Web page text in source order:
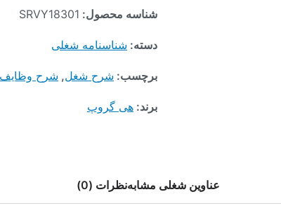
شناسه محصول: SRVY18301
دسته: شناسنامه شغلی
برچسب: شرح شغل, شرح وظایف
برند: هی گروپ
عناوین شغلی مشابهنظرات (0)